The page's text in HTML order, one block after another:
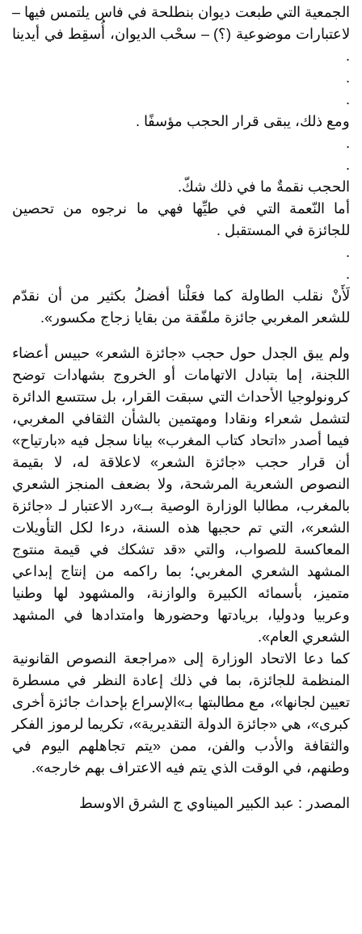
الجمعية التي طبعت ديوان بنطلحة في فاس يلتمس فيها –
لاعتبارات موضوعية (؟) – سحْب الديوان، أُسقِط في أيدينا
.
.
.
ومع ذلك، يبقى قرار الحجب مؤسفًا .
.
.
الحجب نقمةٌ ما في ذلك شكّ.
أما النّعمة التي في طيِّها فهي ما نرجوه من تحصين
للجائزة في المستقبل .
.
.
لَأَنْ نقلب الطاولة كما فعَلْنا أفضلُ بكثير من أن نقدّم
للشعر المغربي جائزة ملفّقة من بقايا زجاج مكسور».
ولم يبق الجدل حول حجب «جائزة الشعر» حبيس أعضاء
اللجنة، إما بتبادل الاتهامات أو الخروج بشهادات توضح
كرونولوجيا الأحداث التي سبقت القرار، بل ستتسع الدائرة
لتشمل شعراء ونقادا ومهتمين بالشأن الثقافي المغربي،
فيما أصدر «اتحاد كتاب المغرب» بيانا سجل فيه «بارتياح»
أن قرار حجب «جائزة الشعر» لاعلاقة له، لا بقيمة
النصوص الشعرية المرشحة، ولا بضعف المنجز الشعري
بالمغرب، مطالبا الوزارة الوصية بــ»رد الاعتبار لـ «جائزة
الشعر»، التي تم حجبها هذه السنة، درءا لكل التأويلات
المعاكسة للصواب، والتي «قد تشكك في قيمة منتوج
المشهد الشعري المغربي؛ بما راكمه من إنتاج إبداعي
متميز، بأسمائه الكبيرة والوازنة، والمشهود لها وطنيا
وعربيا ودوليا، بريادتها وحضورها وامتدادها في المشهد
الشعري العام».
كما دعا الاتحاد الوزارة إلى «مراجعة النصوص القانونية
المنظمة للجائزة، بما في ذلك إعادة النظر في مسطرة
تعيين لجانها»، مع مطالبتها بـ»الإسراع بإحداث جائزة أخرى
كبرى»، هي «جائزة الدولة التقديرية»، تكريما لرموز الفكر
والثقافة والأدب والفن، ممن «يتم تجاهلهم اليوم في
وطنهم، في الوقت الذي يتم فيه الاعتراف بهم خارجه».
المصدر : عبد الكبير الميناوي ج الشرق الاوسط